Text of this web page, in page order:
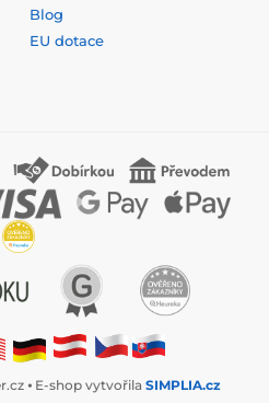
Blog
EU dotace
⦁ E-shop vytvořila SIMPLIA.cz